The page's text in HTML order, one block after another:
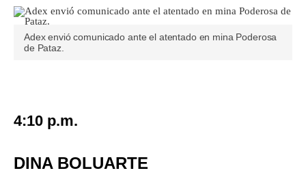
Adex envió comunicado ante el atentado en mina Poderosa
de Pataz.
4:10 p.m.
DINA BOLUARTE